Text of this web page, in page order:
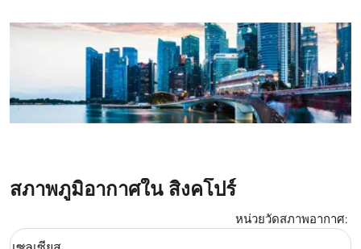
สภาพภูมิอากาศใน สิงคโปร์
หน่วยวัดสภาพอากาศ:
Weather unit option เซลเซียส Selected